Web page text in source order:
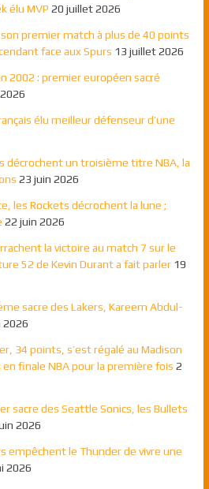
élu MVP 20 juillet 2026
premier match à plus de 40 points
face aux Spurs 13 juillet 2026
2002 : premier européen sacré
élu meilleur défenseur d’une
décrochent un troisième titre NBA, la
23 juin 2026
les Rockets décrochent la lune ;
22 juin 2026
la victoire au match 7 sur le
52 de Kevin Durant a fait parler 19
sacre des Lakers, Kareem Abdul-
2026
34 points, s’est régalé au Madison
en finale NBA pour la première fois 2
sacre des Seattle Sonics, les Bullets
2026
empêchent le Thunder de vivre une
2026